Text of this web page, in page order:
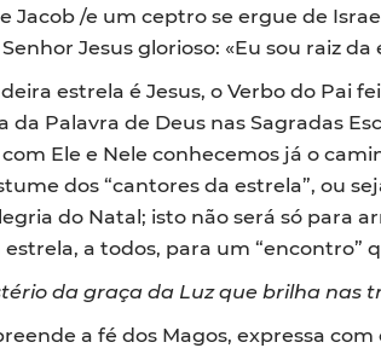
Jacob /e um ceptro se ergue de
Jesus glorioso: «Eu sou raiz
estrela é Jesus, o Verbo do Pai
da Palavra de Deus nas Sagradas
Ele e Nele conhecemos já o
dos “cantores da estrela”, ou
do Natal; isto não será só para
estrela, a todos, para um “encontro”
da graça da Luz que brilha nas
a fé dos Magos, expressa